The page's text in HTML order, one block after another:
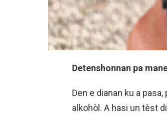
Detenshonnan pa
Den e dianan ku a
alkohòl. A hasi un tèst